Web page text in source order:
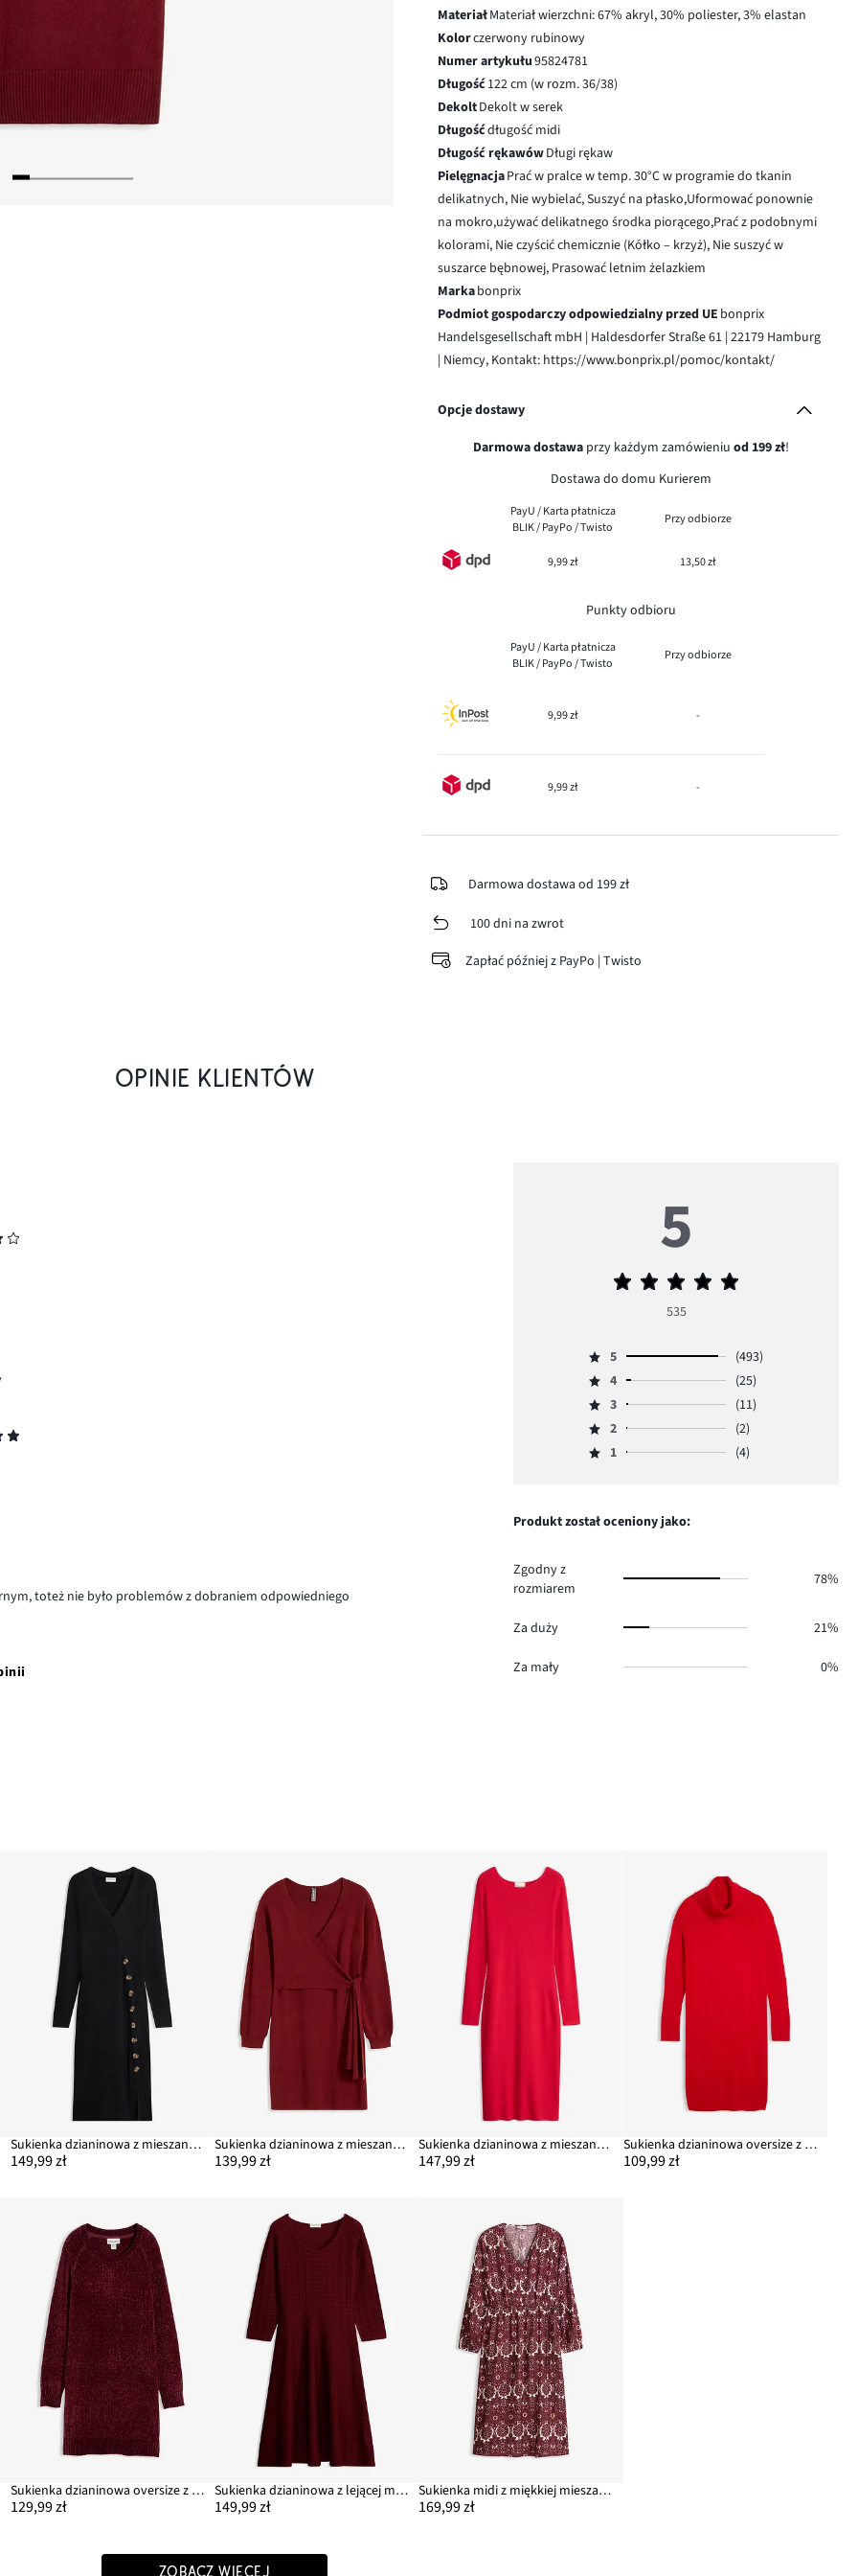
MateriałMateriał wierzchni: 67% akryl, 30% poliester, 3% elastan
Kolorczerwony rubinowy
Numer artykułu95824781
Długość122 cm (w rozm. 36/38)
DekoltDekolt w serek
Długośćdługość midi
Długość rękawówDługi rękaw
PielęgnacjaPrać w pralce w temp. 30°C w programie do tkanin
delikatnych, Nie wybielać, Suszyć na płasko,Uformować ponownie
na mokro,używać delikatnego środka piorącego,Prać z podobnymi
kolorami, Nie czyścić chemicznie (Kółko – krzyż), Nie suszyć w
suszarce bębnowej, Prasować letnim żelazkiem
Markabonprix
Podmiot gospodarczy odpowiedzialny przed UE bonprix
Handelsgesellschaft mbH | Haldesdorfer Straße 61 | 22179 Hamburg
| Niemcy, Kontakt: https://www.bonprix.pl/pomoc/kontakt/
Opcje dostawy
Darmowa dostawaprzy każdym zamówieniu od 199 zł!
Dostawa do domu Kurierem
PayU / Karta płatnicza
BLIK / PayPo / Twisto
Przy odbiorze
9,99 zł 13,50 zł
Punkty odbioru
PayU / Karta płatnicza
BLIK / PayPo / Twisto
Przy odbiorze
9,99 zł -
9,99 zł -
Darmowa dostawa od 199 zł
100 dni na zwrot
Zapłać później z PayPo | Twisto
OPINIE KLIENTÓW
toteż nie było problemów z dobraniem odpowiedniego
5
Średnia
5
535
Ocena
5,
ilość
głosów
5
(493)
Ocena
4,
ilość
głosów
4
(25)
Ocena
3,
ilość
3
(11)
Ocena
2,
2.
2
(2)
Ocena
głosów
1 (4)
Produkt został oceniony jako:
Zgodny z
rozmiarem
78%
Za duży 21%
Za mały 0%
Sukienka dzianinowa z mieszanki wiskozy
149,99 zł
Sukienka dzianinowa z mieszanki wiskozy
139,99 zł
Sukienka dzianinowa z mieszanki wiskozy
147,99 zł
Sukienka dzianinowa oversize z golfem
109,99 zł
Sukienka dzianinowa oversize z szenili
129,99 zł
Sukienka dzianinowa z lejącej mieszanki wiskozy
149,99 zł
Sukienka midi z miękkiej mieszanki wiskozy
169,99 zł
ZOBACZ WIĘCEJ